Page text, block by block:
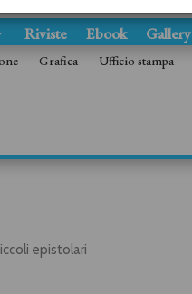
Riviste Ebook Gallery
Grafica Ufficio stampa
epistolari